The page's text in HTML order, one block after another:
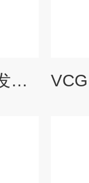
VC7896工程机械船舶发动机排气管隔热套的重要性